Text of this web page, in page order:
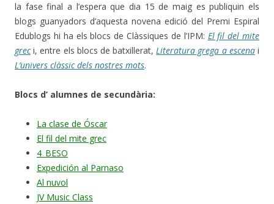
la fase final a l’espera que dia 15 de maig es publiquin els
blogs guanyadors d’aquesta novena edició del Premi Espiral
Edublogs hi ha els blocs de Clàssiques de l’IPM: El fil del mite
greci, entre els blocs de batxillerat,Literatura grega a escenai
L’univers clàssic dels nostres mots.
Blocs d’ alumnes de secundària:
La clase de Óscar
El fil del mite grec
4_BESO
Expedición al Parnaso
Al nuvol
JV Music Class